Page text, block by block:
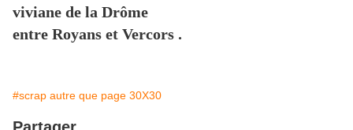
viviane de la Drôme
entre Royans et Vercors .
#scrap autre que page 30X30